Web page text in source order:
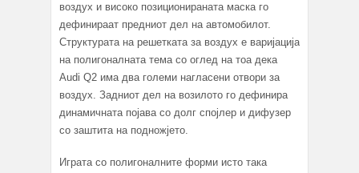
воздух и високо позиционираната маска го
дефинираат предниот дел на автомобилот.
Структурата на решетката за воздух е варијација
на полигоналната тема со оглед на тоа дека
Audi Q2 има два големи нагласени отвори за
воздух. Задниот дел на возилото го дефинира
динамичната појава со долг спојлер и дифузер
со заштита на подножјето.
Играта со полигоналните форми исто така